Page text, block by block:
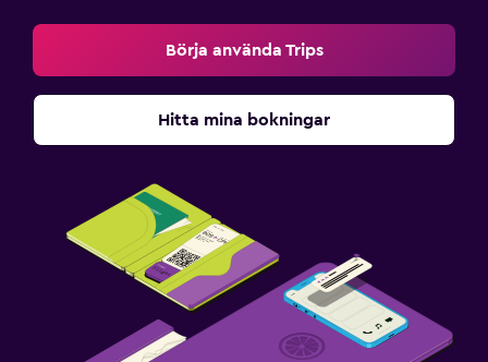
Börja använda Trips
Hitta mina bokningar